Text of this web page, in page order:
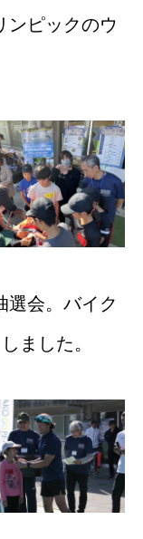
ンピックのウ
選会。バイク
ました。